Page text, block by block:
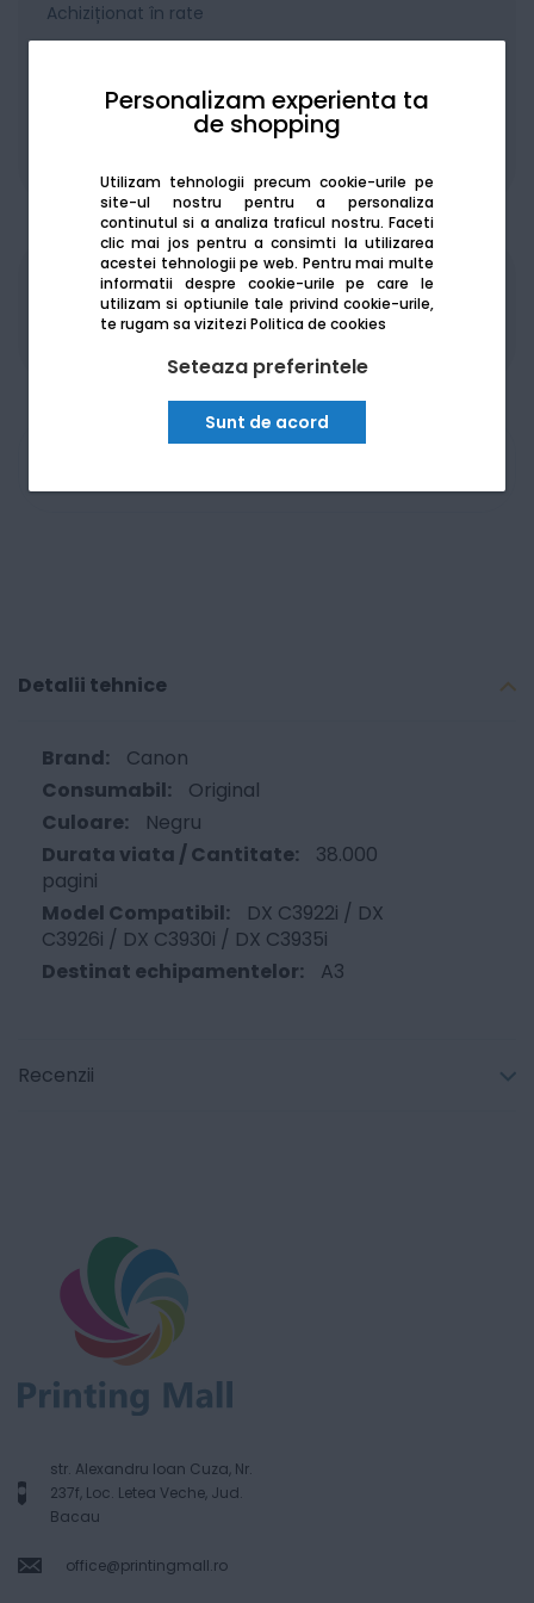
Personalizam experienta ta
de shopping
Utilizam tehnologii precum cookie-urile pe
site-ul nostru pentru a personaliza
continutul si a analiza traficul nostru. Faceti
clic mai jos pentru a consimti la utilizarea
acestei tehnologii pe web. Pentru mai multe
informatii despre cookie-urile pe care le
utilizam si optiunile tale privind cookie-urile,
te rugam sa viziteziPolitica de cookies
Seteaza preferintele
Sunt de acord
Achiziționat în rate
Produsele sunt disponibile pe platforma de
achizitii publiceSEAP/SICAP
Detalii tehnice
Canon
Original
Negru
38.000
pagini
DX C3922i / DX
C3926i / DX C3930i / DX C3935i
A3
Recenzii
str. Alexandru Ioan Cuza, Nr.
237f, Loc. Letea Veche, Jud.
Bacau
office@printingmall.ro